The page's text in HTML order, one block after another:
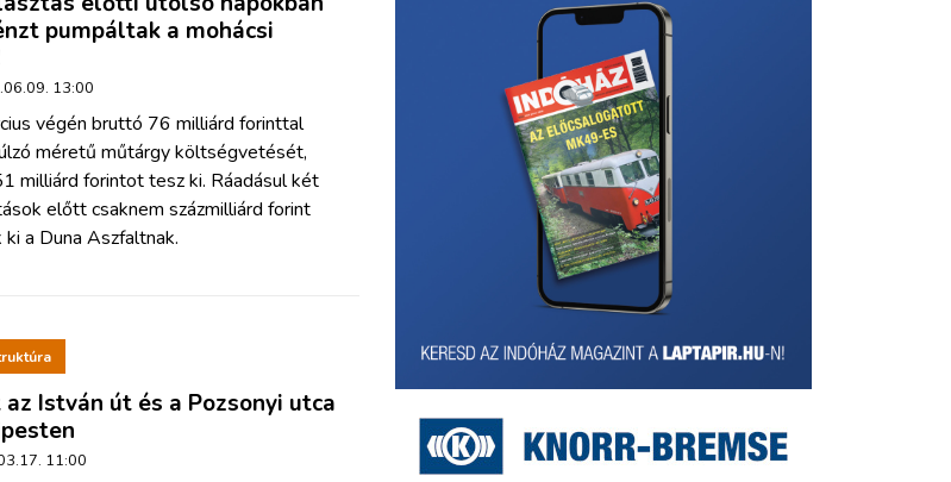
pumpáltak a mohácsi
13:00
végén bruttó 76 milliárd forinttal
méretű műtárgy költségvetését,
milliárd forintot tesz ki. Ráadásul két
előtt csaknem százmilliárd forint
a Duna Aszfaltnak.
István út és a Pozsonyi utca
11:00